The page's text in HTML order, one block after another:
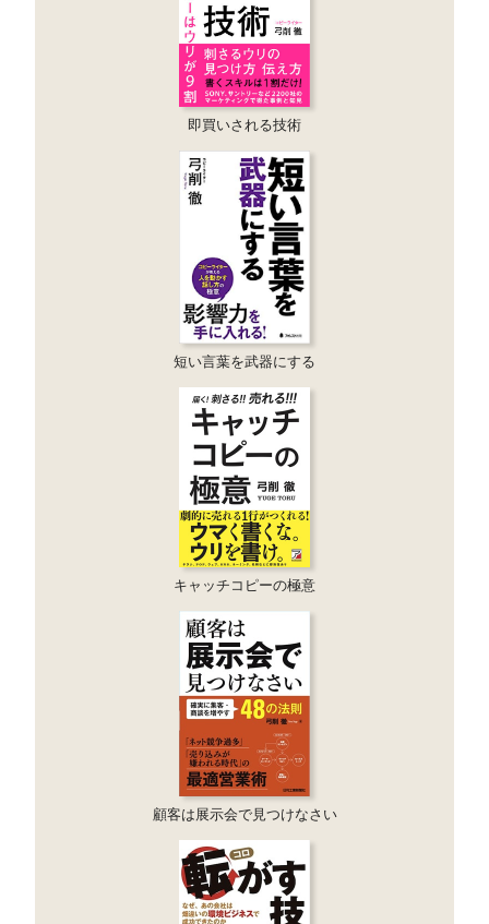
即買いされる技術
短い言葉を武器にする
キャッチコピーの極意
顧客は展示会で見つけなさい